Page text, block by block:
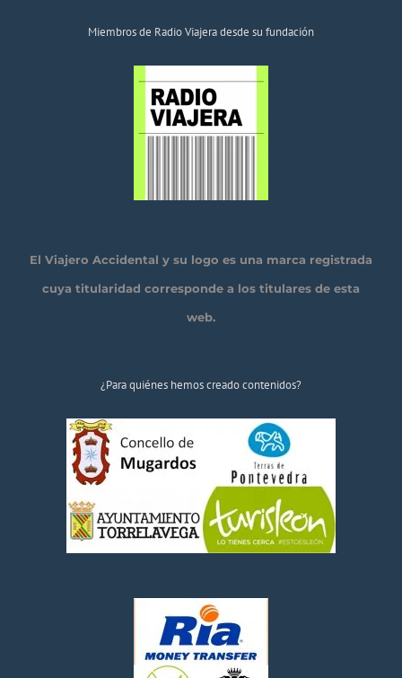
Miembros de Radio Viajera desde su fundación
El Viajero Accidental y su logo es una marca registrada
cuya titularidad corresponde a los titulares de esta
web.
¿Para quiénes hemos creado contenidos?